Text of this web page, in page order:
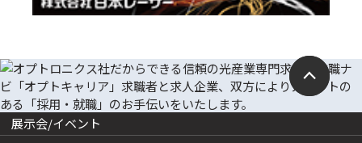
展示会/イベント